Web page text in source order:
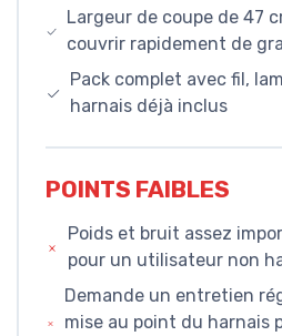
Largeur de coupe de 47
couvrir rapidement de
Pack complet avec fil,
harnais déjà inclus
POINTS FAIBLES
Poids et bruit assez
pour un utilisateur non
Demande un entretien
mise au point du harnais